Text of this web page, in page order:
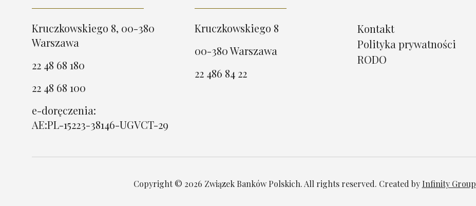
Kruczkowskiego 8, 00-380
Warszawa
22 48 68 180
22 48 68 100
e-doręczenia:
AE:PL-15223-38146-UGVCT-29
Kruczkowskiego 8
00-380 Warszawa
22 486 84 22
Kontakt
Polityka prywatności
RODO
Copyright © 2026 Związek Banków Polskich. All rights reserved. Created by Infinity Group